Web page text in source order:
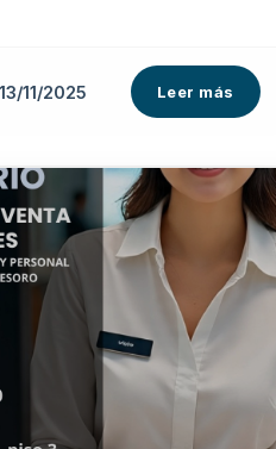
11/2025 Leer más